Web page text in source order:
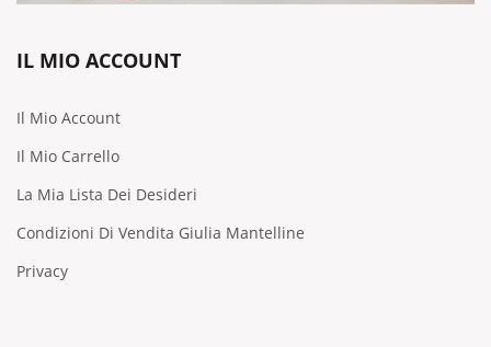
IL MIO ACCOUNT
Il Mio Account
Il Mio Carrello
La Mia Lista Dei Desideri
Condizioni Di Vendita Giulia Mantelline
Privacy